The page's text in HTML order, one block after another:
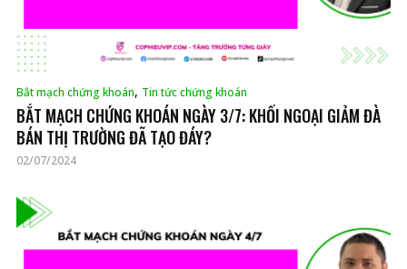
Bắt mạch chứng khoán, Tin tức chứng khoán
BẮT MẠCH CHỨNG KHOÁN NGÀY 3/7: KHỐI NGOẠI GIẢM ĐÀ
BÁN THỊ TRƯỜNG ĐÃ TẠO ĐÁY?
02/07/2024